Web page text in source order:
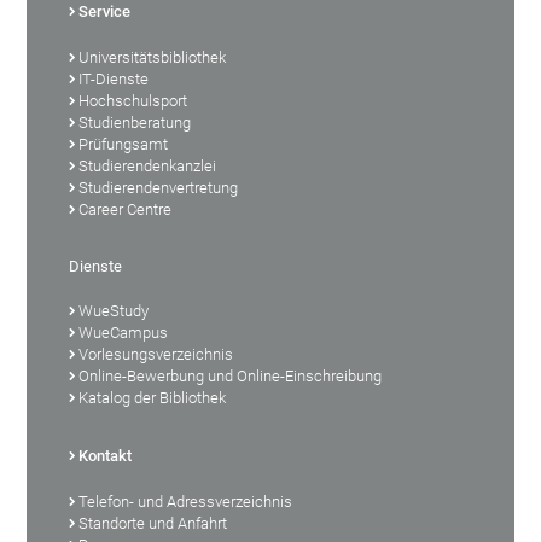
Service
Universitätsbibliothek
IT-Dienste
Hochschulsport
Studienberatung
Prüfungsamt
Studierendenkanzlei
Studierendenvertretung
Career Centre
Dienste
WueStudy
WueCampus
Vorlesungsverzeichnis
Online-Bewerbung und Online-Einschreibung
Katalog der Bibliothek
Kontakt
Telefon- und Adressverzeichnis
Standorte und Anfahrt